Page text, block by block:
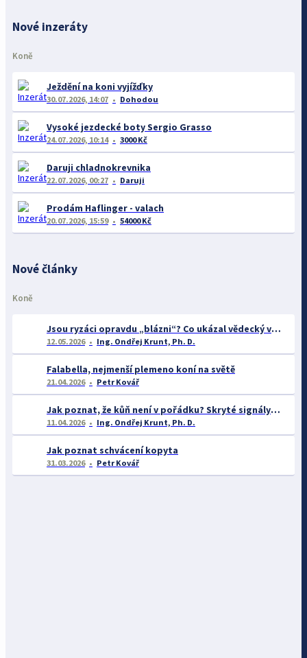
Nové inzeráty
Koně
Ježdění na koni vyjížďky
30.07.2026, 14:07 Dohodou
Vysoké jezdecké boty Sergio Grasso
24.07.2026, 10:14 3000 Kč
Daruji chladnokrevnika
22.07.2026, 00:27 Daruji
Prodám Haflinger - valach
20.07.2026, 15:59 54000 Kč
Nové články
Koně
Jsou ryzáci opravdu „blázni“? Co ukázal vědecký výzkum o barvě srsti a chování koní
12.05.2026 Ing. Ondřej Krunt, Ph. D.
Falabella, nejmenší plemeno koní na světě
21.04.2026 Petr Kovář
Jak poznat, že kůň není v pořádku? Skryté signály zdravotních problémů v chovu koní
11.04.2026 Ing. Ondřej Krunt, Ph. D.
Jak poznat schvácení kopyta
31.03.2026 Petr Kovář